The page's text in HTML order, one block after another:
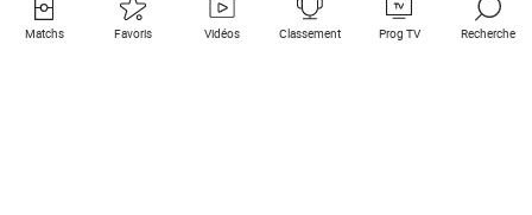
Matchs Favoris Vidéos Classement Prog TV Recherche